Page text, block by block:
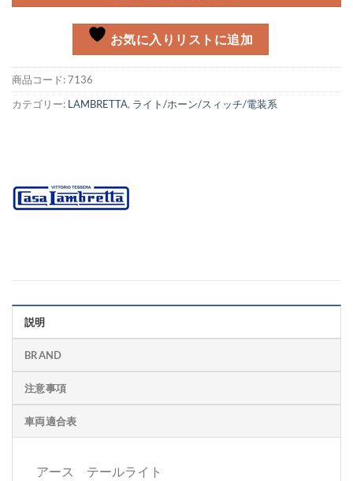
お気に入りリストに追加
商品コード:7136
カテゴリー: LAMBRETTA, ライト/ホーン/スィッチ/電装系
説明
BRAND
注意事項
車両適合表
アース テールライト